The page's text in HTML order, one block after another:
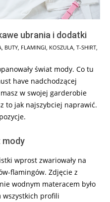
ubrania i dodatki
, BUTY, FLAMINGI, KOSZULA, T-SHIRT,
świat mody. Co tu
have nadchodzącej
w swojej garderobie
to jak najszybciej naprawić.
mody
wprost zwariowały na
flamingów. Zdjęcie z
wodnym materacem było
wszystkich profili